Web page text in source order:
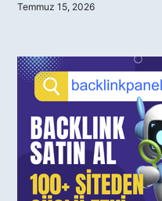
Temmuz 15, 2026